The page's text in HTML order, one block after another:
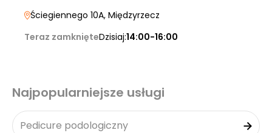
Ściegiennego 10A, Międzyrzecz
Teraz zamknięteDzisiaj:14:00-16:00
Najpopularniejsze usługi
Pedicure podologiczny